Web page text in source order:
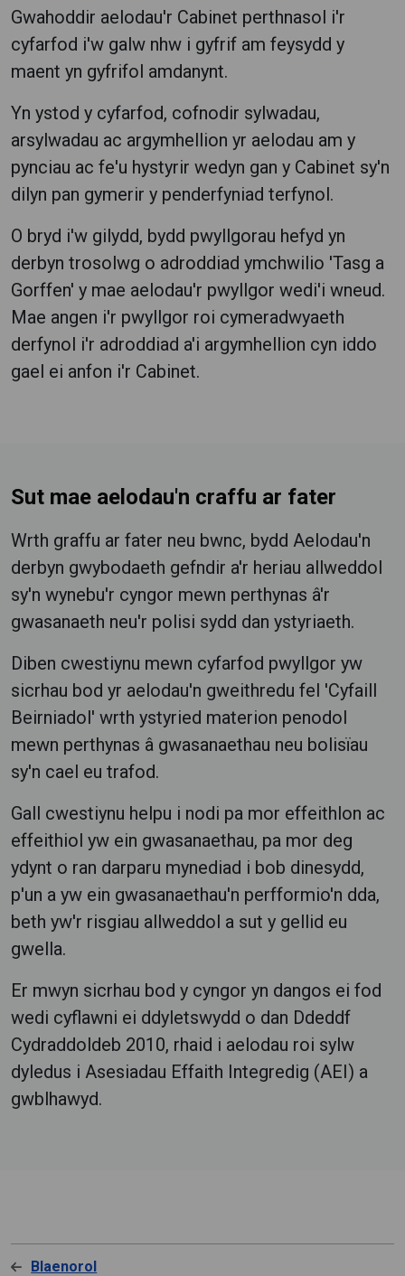
Gwahoddir aelodau'r Cabinet perthnasol i'r
cyfarfod i'w galw nhw i gyfrif am feysydd y
maent yn gyfrifol amdanynt.
Yn ystod y cyfarfod, cofnodir sylwadau,
arsylwadau ac argymhellion yr aelodau am y
pynciau ac fe'u hystyrir wedyn gan y Cabinet sy'n
dilyn pan gymerir y penderfyniad terfynol.
O bryd i'w gilydd, bydd pwyllgorau hefyd yn
derbyn trosolwg o adroddiad ymchwilio 'Tasg a
Gorffen' y mae aelodau'r pwyllgor wedi'i wneud.
Mae angen i'r pwyllgor roi cymeradwyaeth
derfynol i'r adroddiad a'i argymhellion cyn iddo
gael ei anfon i'r Cabinet.
Sut mae aelodau'n craffu ar fater
Wrth graffu ar fater neu bwnc, bydd Aelodau'n
derbyn gwybodaeth gefndir a'r heriau allweddol
sy'n wynebu'r cyngor mewn perthynas â'r
gwasanaeth neu'r polisi sydd dan ystyriaeth.
Diben cwestiynu mewn cyfarfod pwyllgor yw
sicrhau bod yr aelodau'n gweithredu fel 'Cyfaill
Beirniadol' wrth ystyried materion penodol
mewn perthynas â gwasanaethau neu bolisïau
sy'n cael eu trafod.
Gall cwestiynu helpu i nodi pa mor effeithlon ac
effeithiol yw ein gwasanaethau, pa mor deg
ydynt o ran darparu mynediad i bob dinesydd,
p'un a yw ein gwasanaethau'n perfformio'n dda,
beth yw'r risgiau allweddol a sut y gellid eu
gwella.
Er mwyn sicrhau bod y cyngor yn dangos ei fod
wedi cyflawni ei ddyletswydd o dan Ddeddf
Cydraddoldeb 2010, rhaid i aelodau roi sylw
dyledus i Asesiadau Effaith Integredig (AEI) a
gwblhawyd.
Blaenorol